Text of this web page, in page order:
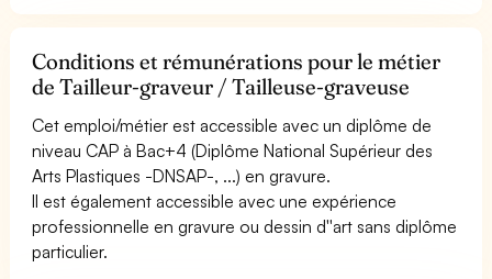
Conditions et rémunérations pour le métier
de Tailleur-graveur / Tailleuse-graveuse
Cet emploi/métier est accessible avec un diplôme de
niveau CAP à Bac+4 (Diplôme National Supérieur des
Arts Plastiques -DNSAP-, ...) en gravure.
Il est également accessible avec une expérience
professionnelle en gravure ou dessin d''art sans diplôme
particulier.